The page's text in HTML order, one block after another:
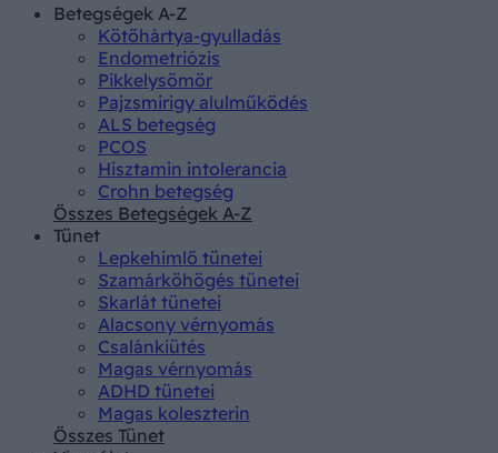
Betegségek A-Z
Kötőhártya-gyulladás
Endometriózis
Pikkelysömör
Pajzsmirigy alulműködés
ALS betegség
PCOS
Hisztamin intolerancia
Crohn betegség
Összes Betegségek A-Z
Tünet
Lepkehimlő tünetei
Szamárköhögés tünetei
Skarlát tünetei
Alacsony vérnyomás
Csalánkiütés
Magas vérnyomás
ADHD tünetei
Magas koleszterin
Összes Tünet